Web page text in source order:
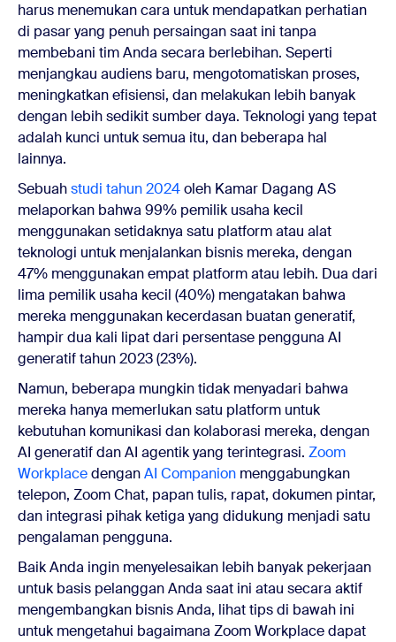
harus menemukan cara untuk mendapatkan perhatian
di pasar yang penuh persaingan saat ini tanpa
membebani tim Anda secara berlebihan. Seperti
menjangkau audiens baru, mengotomatiskan proses,
meningkatkan efisiensi, dan melakukan lebih banyak
dengan lebih sedikit sumber daya. Teknologi yang tepat
adalah kunci untuk semua itu, dan beberapa hal
lainnya.
Sebuahstudi tahun 2024oleh Kamar Dagang AS
melaporkan bahwa 99% pemilik usaha kecil
menggunakan setidaknya satu platform atau alat
teknologi untuk menjalankan bisnis mereka, dengan
47% menggunakan empat platform atau lebih. Dua dari
lima pemilik usaha kecil (40%) mengatakan bahwa
mereka menggunakan kecerdasan buatan generatif,
hampir dua kali lipat dari persentase pengguna AI
generatif tahun 2023 (23%).
Namun, beberapa mungkin tidak menyadari bahwa
mereka hanya memerlukan satu platform untuk
kebutuhan komunikasi dan kolaborasi mereka, dengan
AI generatif dan AI agentik yang terintegrasi. Zoom
WorkplacedenganAI Companion menggabungkan
telepon, Zoom Chat, papan tulis, rapat, dokumen pintar,
dan integrasi pihak ketiga yang didukung menjadi satu
pengalaman pengguna.
Baik Anda ingin menyelesaikan lebih banyak pekerjaan
untuk basis pelanggan Anda saat ini atau secara aktif
mengembangkan bisnis Anda, lihat tips di bawah ini
untuk mengetahui bagaimana Zoom Workplace dapat